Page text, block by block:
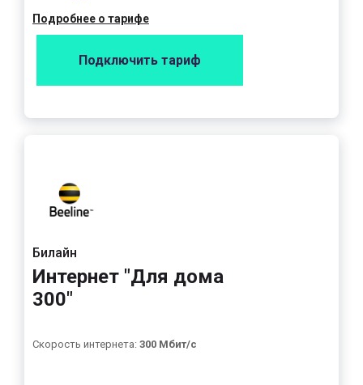
Подробнее о тарифе
Подключить тариф
Билайн
Интернет "Для дома
300"
Скорость интернета: 300 Мбит/с